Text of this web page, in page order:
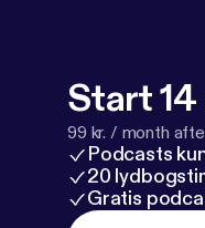
Start
99 kr. / month
Podcasts
20
Gratis